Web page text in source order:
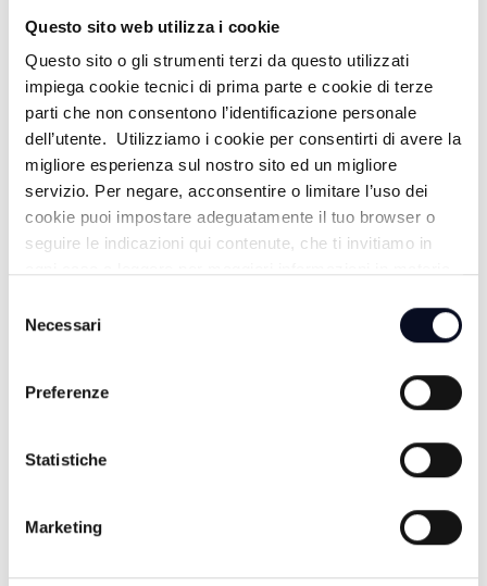
Questo sito web utilizza i cookie
Questo sito o gli strumenti terzi da questo utilizzati
impiega cookie tecnici di prima parte e cookie di terze
parti che non consentono l’identificazione personale
dell’utente. Utilizziamo i cookie per consentirti di avere la
migliore esperienza sul nostro sito ed un migliore
servizio. Per negare, acconsentire o limitare l’uso dei
cookie puoi impostare adeguatamente il tuo browser o
seguire le indicazioni qui contenute, che ti invitiamo in
delNecessari
Preferenze
Statistiche
Marketing
MALAMURI
TG GIORNO
17:30
FOCUS / FACCIA A FACCIA